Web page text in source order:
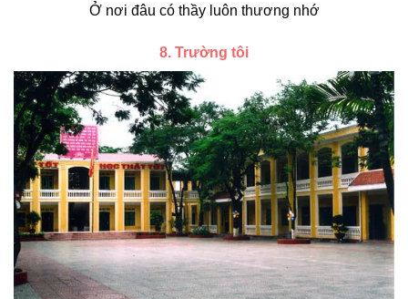
Ở nơi đâu có thầy luôn thương nhớ
8. Trường tôi